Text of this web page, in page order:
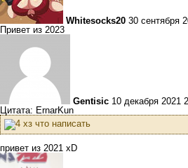
Whitesocks20 30 сентября
Привет из 2023
Gentisic 10 декабря 2021
Цитата: ErnarKun
хз что написать
привет из 2021 xD